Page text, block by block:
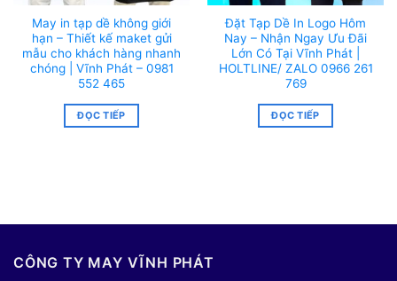
May in tạp dề không giới
hạn – Thiết kế maket gửi
mẫu cho khách hàng nhanh
chóng | Vĩnh Phát – 0981
552 465
ĐỌC TIẾP
Đặt Tạp Dề In Logo Hôm
Nay – Nhận Ngay Ưu Đãi
Lớn Có Tại Vĩnh Phát |
HOLTLINE/ ZALO 0966 261
769
ĐỌC TIẾP
CÔNG TY MAY VĨNH PHÁT